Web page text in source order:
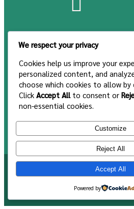
We respect your privacy
Cookies help us improve your
personalized content, and
choose which cookies to allow by
Click Accept All to consent or
non-essential cookies.
Customize
Reject All
Accept All
Powered by